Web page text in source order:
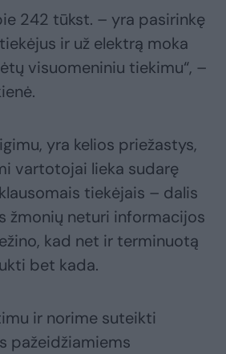
242 tūkst. – yra pasirinkę
ir už elektrą moka
visuomeniniu tiekimu“, –
yra kelios priežastys,
vartotojai lieka sudarę
tiekėjais – dalis
žmonių neturi informacijos
kad net ir terminuotą
bet kada.
ir norime suteikti
pažeidžiamiems